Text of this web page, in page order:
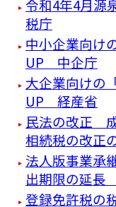
令和4年4月源
税庁
中小企業向け
UP 中企庁
大企業向けの
UP 経産省
⺠法の改正
相続税の改正
法人版事業承
出期限の延長
登録免許税の